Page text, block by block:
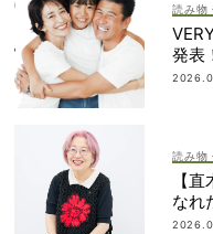
読み物
発表
簿も
読み物
【
なれ
なか